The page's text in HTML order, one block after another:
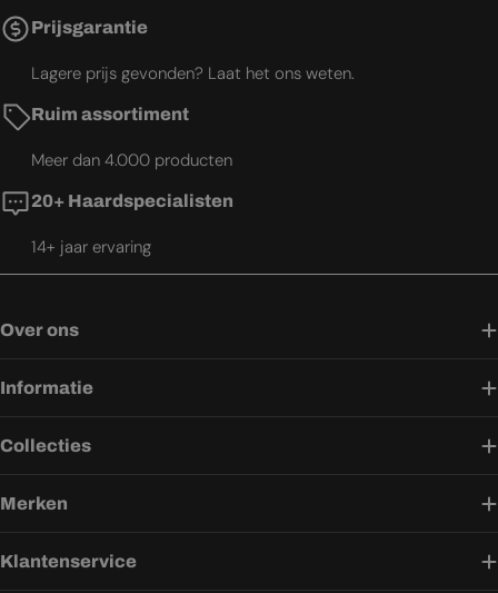
Prijsgarantie
Lagere prijs gevonden? Laat het ons weten.
Ruim assortiment
Meer dan 4.000 producten
20+ Haardspecialisten
14+ jaar ervaring
Over ons
Informatie
Collecties
Merken
Klantenservice